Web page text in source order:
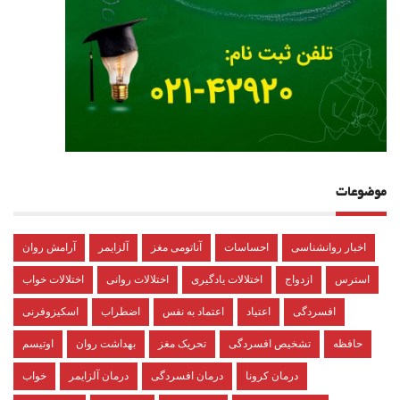
موضوعات
آرامش روان آلزایمر آناتومی مغز احساسات اخبار روانشناسی
اختلالات خواب اختلالات روانی اختلالات یادگیری ازدواج استرس
اسکیزوفرنی اضطراب اعتماد به نفس اعتیاد افسردگی
اوتیسم بهداشت روان تحریک مغز تشخیص افسردگی حافظه
خواب درمان آلزایمر درمان افسردگی درمان کرونا